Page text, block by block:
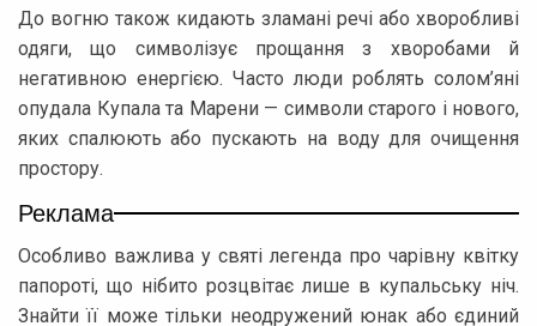
До вогню також кидають зламані речі або хворобливі
одяги, що символізує прощання з хворобами й
негативною енергією. Часто люди роблять солом’яні
опудала Купала та Марени — символи старого і нового,
яких спалюють або пускають на воду для очищення
простору.
Реклама
Особливо важлива у святі легенда про чарівну квітку
папороті, що нібито розцвітає лише в купальську ніч.
Знайти її може тільки неодружений юнак або єдиний